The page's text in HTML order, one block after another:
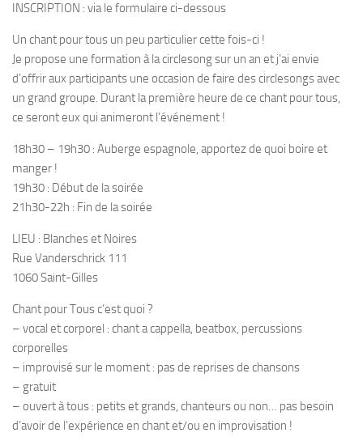
INSCRIPTION : via le formulaire ci-dessous
Un chant pour tous un peu particulier cette fois-ci !
Je propose une formation à la circlesong sur un an et j’ai envie
d’offrir aux participants une occasion de faire des circlesongs avec
un grand groupe. Durant la première heure de ce chant pour tous,
ce seront eux qui animeront l’événement !
18h30 – 19h30 : Auberge espagnole, apportez de quoi boire et
manger !
19h30 : Début de la soirée
21h30-22h : Fin de la soirée
LIEU : Blanches et Noires
Rue Vanderschrick 111
1060 Saint-Gilles
Chant pour Tous c’est quoi ?
– vocal et corporel : chant a cappella, beatbox, percussions
corporelles
– improvisé sur le moment : pas de reprises de chansons
– gratuit
– ouvert à tous : petits et grands, chanteurs ou non… pas besoin
d’avoir de l’expérience en chant et/ou en improvisation !